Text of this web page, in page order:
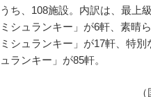
うち、108施設。内訳は、最上
ミシュランキー」が6軒、素晴
ミシュランキー」が17軒、特
ュランキー」が85軒。